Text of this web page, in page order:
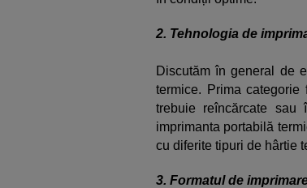
2. Tehnologia de
Discutăm în general de
termice. Prima
trebuie reîncărcate sau
imprimanta portabilă
cu diferite tipuri de hârtie
3. Formatul de